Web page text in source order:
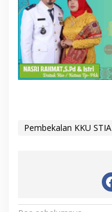
Pembekalan KKU STIA